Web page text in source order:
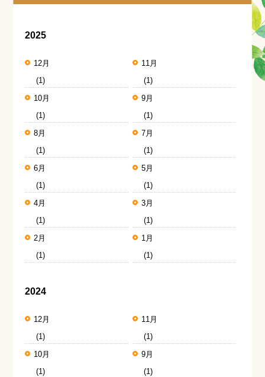
2025
12月
(1)
11月
(1)
10月
(1)
9月
(1)
8月
(1)
7月
(1)
6月
(1)
5月
(1)
4月
(1)
3月
(1)
2月
(1)
1月
(1)
2024
12月
(1)
11月
(1)
10月
(1)
9月
(1)